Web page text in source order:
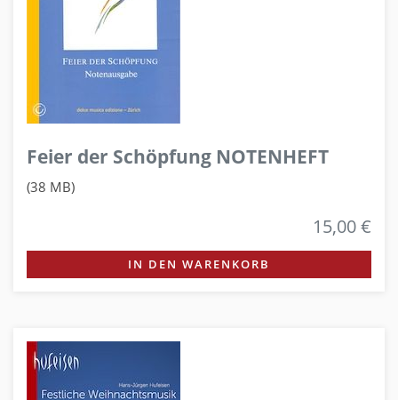
Feier der Schöpfung NOTENHEFT
(38 MB)
15,00 €
IN DEN WARENKORB